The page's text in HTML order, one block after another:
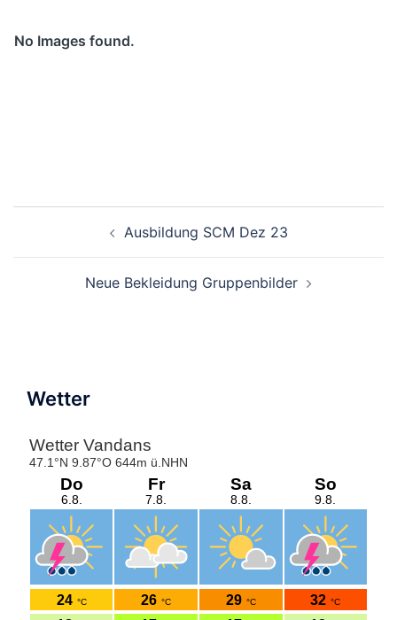
No Images found.
Ausbildung SCM Dez 23
Neue Bekleidung Gruppenbilder
Wetter